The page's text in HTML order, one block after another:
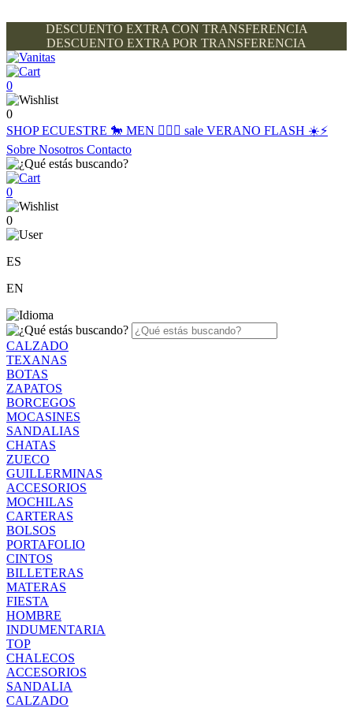
DESCUENTO EXTRA CON TRANSFERENCIA
DESCUENTO EXTRA POR TRANSFERENCIA
0
0
SHOPECUESTRE 🐎 MEN 🙋🏽‍♂️ sale VERANO FLASH ☀️⚡️
Sobre Nosotros Contacto
0
0
ES
EN
CALZADO
TEXANAS
BOTAS
ZAPATOS
BORCEGOS
MOCASINES
SANDALIAS
CHATAS
ZUECO
GUILLERMINAS
ACCESORIOS
MOCHILAS
CARTERAS
BOLSOS
PORTAFOLIO
CINTOS
BILLETERAS
MATERAS
FIESTA
HOMBRE
INDUMENTARIA
TOP
CHALECOS
ACCESORIOS
SANDALIA
CALZADO